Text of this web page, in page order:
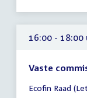
16:00 - 18:00
Vaste
vergadering
Ecofin Raad